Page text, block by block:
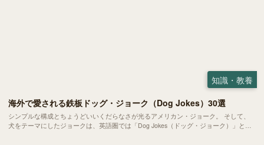
知識・教養
海外で愛される鉄板ドッグ・ジョーク（Dog Jokes）30選
シンプルな構成とちょうどいいくだらなさが光るアメリカン・ジョーク。 そして、
犬をテーマにしたジョークは、英語圏では「Dog Jokes（ドッグ・ジョーク）」とし